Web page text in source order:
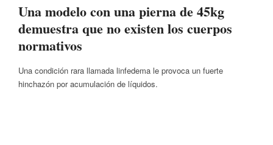
Una modelo con una pierna de 45kg
demuestra que no existen los cuerpos
normativos
Una condición rara llamada linfedema le provoca un fuerte
hinchazón por acumulación de líquidos.